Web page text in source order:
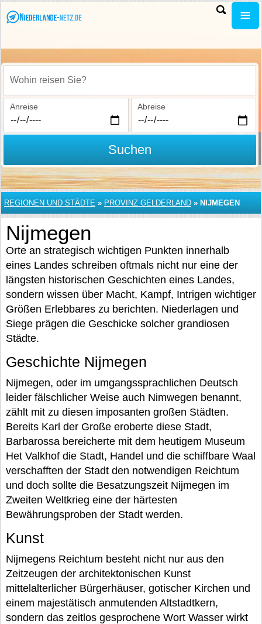
Wohin reisen Sie?
Anreise Abreise
Suchen
REGIONEN UND STÄDTE » PROVINZ GELDERLAND » NIJMEGEN
Nijmegen
Orte an strategisch wichtigen Punkten innerhalb
eines Landes schreiben oftmals nicht nur eine der
längsten historischen Geschichten eines Landes,
sondern wissen über Macht, Kampf, Intrigen wichtiger
Größen Erlebbares zu berichten. Niederlagen und
Siege prägen die Geschicke solcher grandiosen
Städte.
Geschichte Nijmegen
Nijmegen, oder im umgangssprachlichen Deutsch
leider fälschlicher Weise auch Nimwegen benannt,
zählt mit zu diesen imposanten großen Städten.
Bereits Karl der Große eroberte diese Stadt,
Barbarossa bereicherte mit dem heutigem Museum
Het Valkhof die Stadt, Handel und die schiffbare Waal
verschafften der Stadt den notwendigen Reichtum
und doch sollte die Besatzungszeit Nijmegen im
Zweiten Weltkrieg eine der härtesten
Bewährungsproben der Stadt werden.
Kunst
Nijmegens Reichtum besteht nicht nur aus den
Zeitzeugen der architektonischen Kunst
mittelalterlicher Bürgerhäuser, gotischer Kirchen und
einem majestätisch anmutenden Altstadtkern,
sondern das zeitlos gesprochene Wort Wasser wirkt